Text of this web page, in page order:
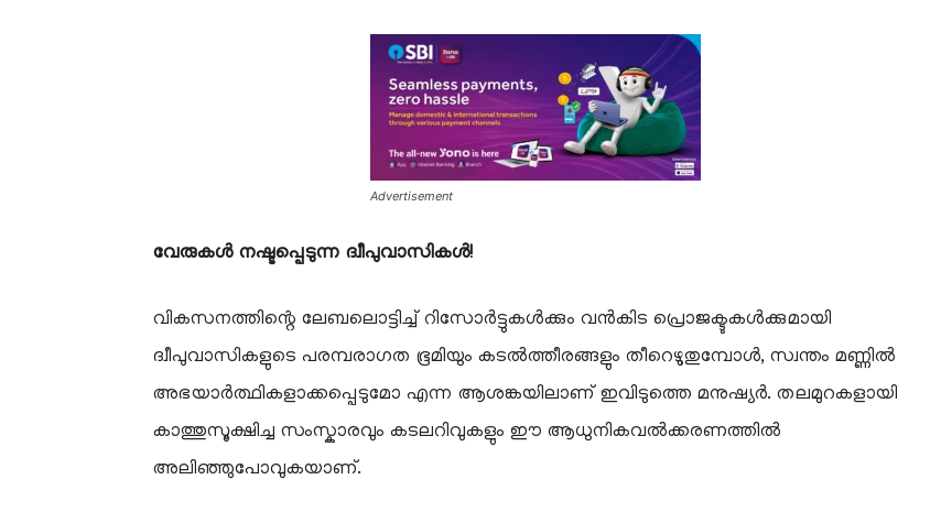
Advertisement
വേരുകൾ നഷ്ടപ്പെടുന്ന ദ്വീപുവാസികൾ!
വികസനത്തിന്റെ ലേബലൊട്ടിച്ച് റിസോർട്ടുകൾക്കും വൻകിട പ്രൊജക്ടുകൾക്കുമായി
ദ്വീപുവാസികളുടെ പരമ്പരാഗത ഭൂമിയും കടൽത്തീരങ്ങളും തീറെഴുതുമ്പോൾ, സ്വന്തം മണ്ണിൽ
അഭയാർത്ഥികളാക്കപ്പെടുമോ എന്ന ആശങ്കയിലാണ് ഇവിടുത്തെ മനുഷ്യർ. തലമുറകളായി
കാത്തുസൂക്ഷിച്ച സംസ്കാരവും കടലറിവുകളും ഈ ആധുനികവൽക്കരണത്തിൽ
അലിഞ്ഞുപോവുകയാണ്.